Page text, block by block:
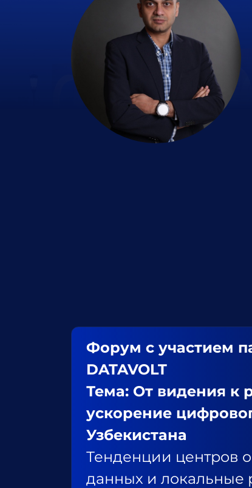
Форум с участием
DATAVOLT
Тема: От видения к
ускорение
Узбекистана
Тенденции центров
данных и локальные